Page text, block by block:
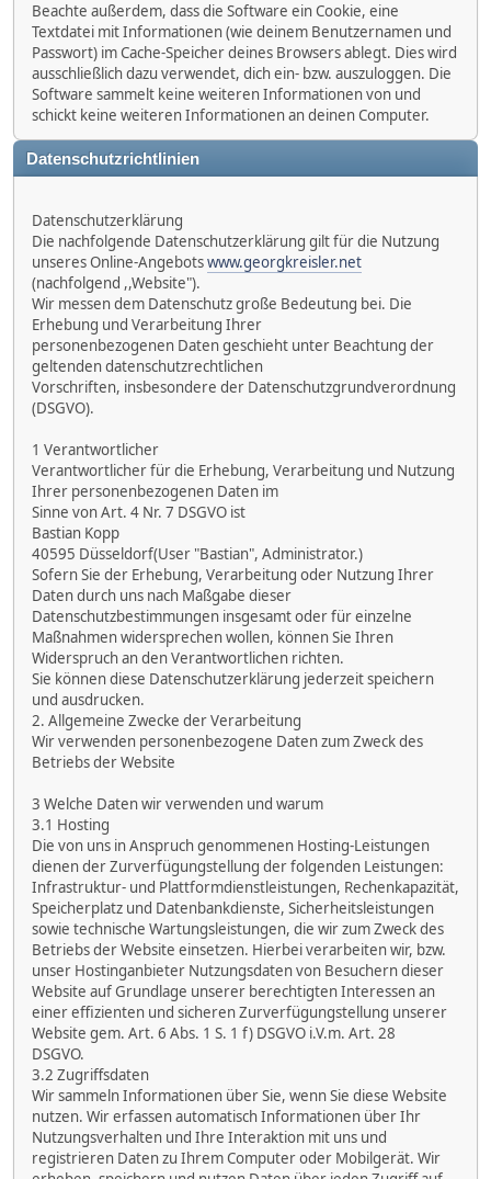
Beachte außerdem, dass die Software ein Cookie, eine
Textdatei mit Informationen (wie deinem Benutzernamen und
Passwort) im Cache-Speicher deines Browsers ablegt. Dies wird
ausschließlich dazu verwendet, dich ein- bzw. auszuloggen. Die
Software sammelt keine weiteren Informationen von und
schickt keine weiteren Informationen an deinen Computer.
Datenschutzrichtlinien
Datenschutzerklärung
Die nachfolgende Datenschutzerklärung gilt für die Nutzung
unseres Online-Angebotswww.georgkreisler.net
(nachfolgend ,,Website").
Wir messen dem Datenschutz große Bedeutung bei. Die
Erhebung und Verarbeitung Ihrer
personenbezogenen Daten geschieht unter Beachtung der
geltenden datenschutzrechtlichen
Vorschriften, insbesondere der Datenschutzgrundverordnung
(DSGVO).
1 Verantwortlicher
Verantwortlicher für die Erhebung, Verarbeitung und Nutzung
Ihrer personenbezogenen Daten im
Sinne von Art. 4 Nr. 7 DSGVO ist
Bastian Kopp
40595 Düsseldorf(User "Bastian", Administrator.)
Sofern Sie der Erhebung, Verarbeitung oder Nutzung Ihrer
Daten durch uns nach Maßgabe dieser
Datenschutzbestimmungen insgesamt oder für einzelne
Maßnahmen widersprechen wollen, können Sie Ihren
Widerspruch an den Verantwortlichen richten.
Sie können diese Datenschutzerklärung jederzeit speichern
und ausdrucken.
2. Allgemeine Zwecke der Verarbeitung
Wir verwenden personenbezogene Daten zum Zweck des
Betriebs der Website
3 Welche Daten wir verwenden und warum
3.1 Hosting
Die von uns in Anspruch genommenen Hosting-Leistungen
dienen der Zurverfügungstellung der folgenden Leistungen:
Infrastruktur- und Plattformdienstleistungen, Rechenkapazität,
Speicherplatz und Datenbankdienste, Sicherheitsleistungen
sowie technische Wartungsleistungen, die wir zum Zweck des
Betriebs der Website einsetzen. Hierbei verarbeiten wir, bzw.
unser Hostinganbieter Nutzungsdaten von Besuchern dieser
Website auf Grundlage unserer berechtigten Interessen an
einer effizienten und sicheren Zurverfügungstellung unserer
Website gem. Art. 6 Abs. 1 S. 1 f) DSGVO i.V.m. Art. 28
DSGVO.
3.2 Zugriffsdaten
Wir sammeln Informationen über Sie, wenn Sie diese Website
nutzen. Wir erfassen automatisch Informationen über Ihr
Nutzungsverhalten und Ihre Interaktion mit uns und
registrieren Daten zu Ihrem Computer oder Mobilgerät. Wir